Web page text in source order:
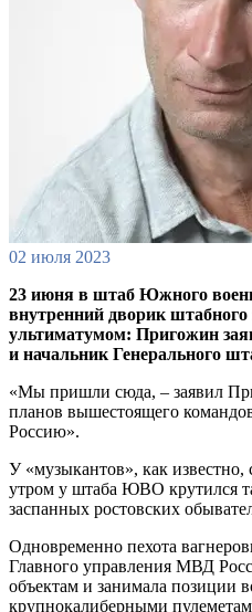
02 июля 2023
23 июня в штаб Южного
внутренний дворик
ультиматумом: Пригожин
и начальник Генерального
«Мы пришли сюда, – заявил
планов вышестоящего
Россию».
У «музыкантов», как
утром у штаба ЮВО крутился
заспанных ростовских
Одновременно пехота
Главного управления МВД
объектам и занимала позиции
крупнокалиберными